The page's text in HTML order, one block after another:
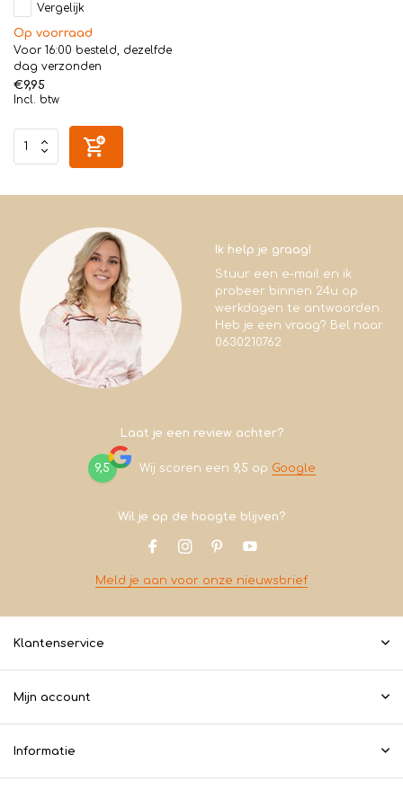
Vergelijk
Op voorraad
Voor 16:00 besteld, dezelfde
dag verzonden
€9,95
Incl. btw
Ik help je graag!
Stuur een e-mail en ik
probeer binnen 24u op
werkdagen te antwoorden.
Heb je een vraag? Bel naar
0630210762
Laat je een review achter?
9,5 Wij scoren een 9,5 op Google
Wil je op de hoogte blijven?
Meld je aan voor onze nieuwsbrief
Klantenservice
Mijn account
Informatie